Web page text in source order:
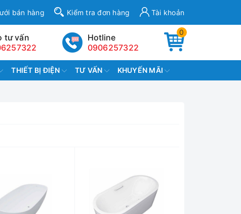
bán hàng Kiểm tra đơn hàng Tài khoản
0
Hotline
0906257322
tư vấn
THIẾT BỊ ĐIỆN TƯ VẤN KHUYẾN MÃI